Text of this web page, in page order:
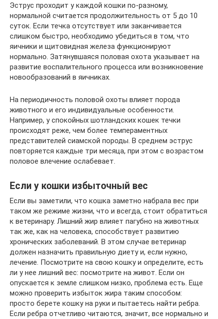
Эструс проходит у каждой кошки по-разному,
нормальной считается продолжительность от 5 до 10
суток. Если течка отсутствует или заканчивается
слишком быстро, необходимо убедиться в том, что
яичники и щитовидная железа функционируют
нормально. Затянувшаяся половая охота указывает на
развитие воспалительного процесса или возникновение
новообразований в яичниках.
На периодичность половой охоты влияет порода
животного и его индивидуальные особенности.
Например, у спокойных шотландских кошек течки
происходят реже, чем более темпераментных
представителей сиамской породы. В среднем эструс
повторяется каждые три месяца, при этом с возрастом
половое влечение ослабевает.
Если у кошки избыточный вес
Если вы заметили, что кошка заметно набрала вес при
таком же режиме жизни, что и всегда, стоит обратиться
к ветеринару. Лишний жир влияет пагубно на животных
так же, как на человека, способствует развитию
хронических заболеваний. В этом случае ветеринар
должен назначить правильную диету и, если нужно,
лечение. Посмотрите на свою кошку и определите, есть
ли у нее лишний вес: посмотрите на живот. Если он
опускается к земле слишком низко, проблема есть. Еще
можно проверить избыток жира таким способом:
просто берете кошку на руки и пытаетесь найти ребра.
Если ребра отчетливо читаются, значит, все нормально и